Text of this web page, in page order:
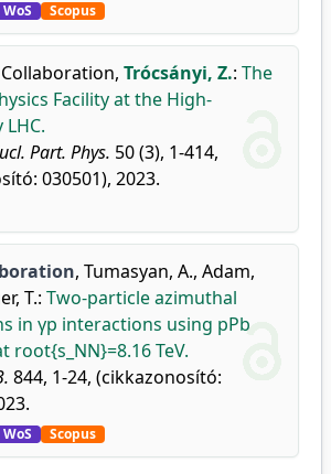
WoS Scopus
Collaboration, Trócsányi, Z.: The
Facility at the High-
Part. Phys. 50 (3), 1-414,
030501), 2023.
, Tumasyan, A., Adam,
T.: Two-particle azimuthal
in γp interactions using pPb
root{s_NN}=8.16 TeV.
844, 1-24, (cikkazonosító:
WoS Scopus